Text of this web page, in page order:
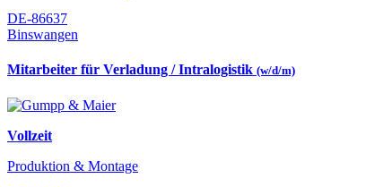
DE-86637
Binswangen
Mitarbeiter für Verladung / Intralogistik (w/d/m)
Vollzeit
Produktion & Montage